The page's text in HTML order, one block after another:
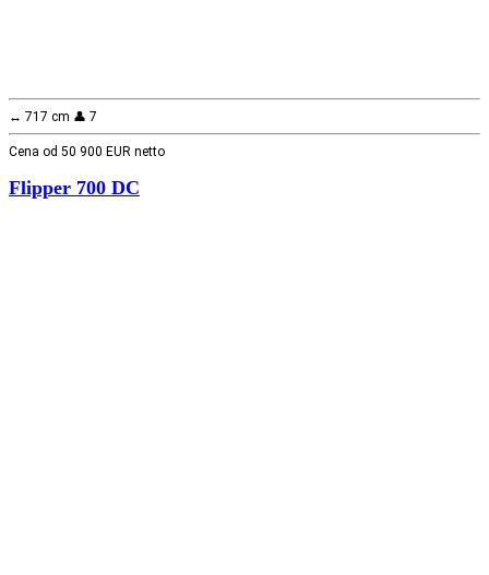
↔️ 717 cm 👤 7
Cena od 50 900 EUR netto
Flipper 700 DC